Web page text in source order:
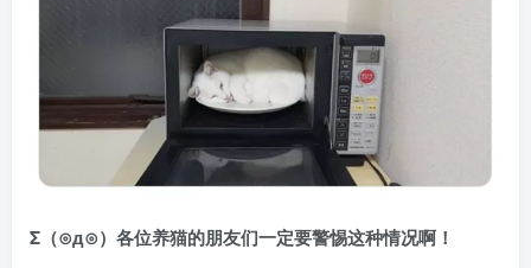
Σ（⊙д⊙）各位养猫的朋友们一定要警惕这种情况啊！